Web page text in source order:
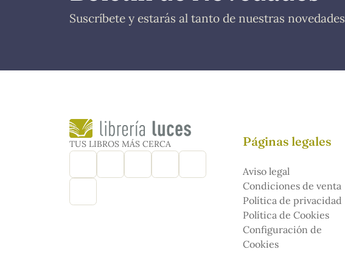
Suscríbete y estarás al tanto de nuestras novedades
TUS LIBROS MÁS CERCA Páginas legales
Aviso legal
Condiciones de venta
Política de privacidad
Política de Cookies
Configuración de
Cookies